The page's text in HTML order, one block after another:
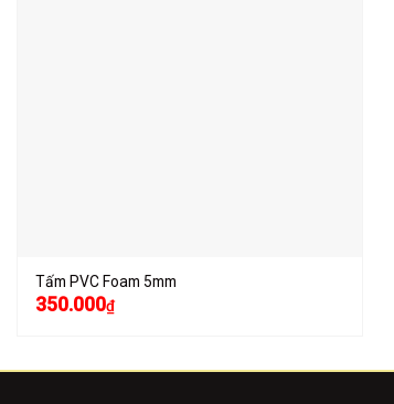
Tấm PVC Foam 5mm
350.000₫